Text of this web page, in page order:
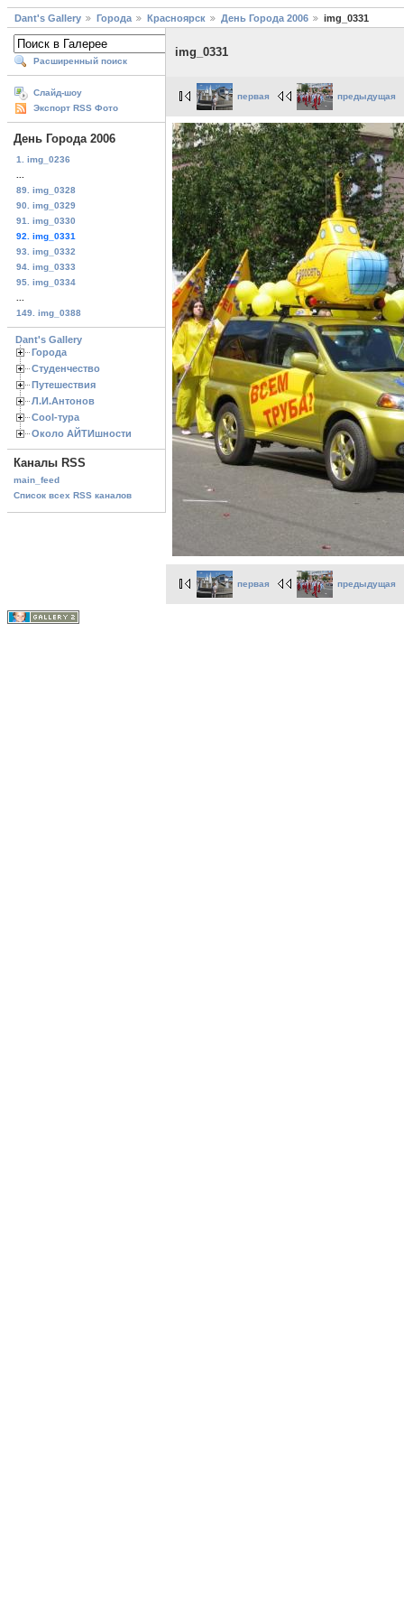
Dant's Gallery Города Красноярск День Города 2006 img_0331
Расширенный поиск
Слайд-шоу
Экспорт RSS Фото
День Города 2006
1. img_0236
89. img_0328
90. img_0329
91. img_0330
92. img_0331
93. img_0332
94. img_0333
95. img_0334
149. img_0388
Dant's Gallery
Города
Студенчество
Путешествия
Л.И.Антонов
Cool-тура
Около АЙТИшности
Каналы RSS
main_feed
Список всех RSS каналов
img_0331
первая предыдущая
первая предыдущая